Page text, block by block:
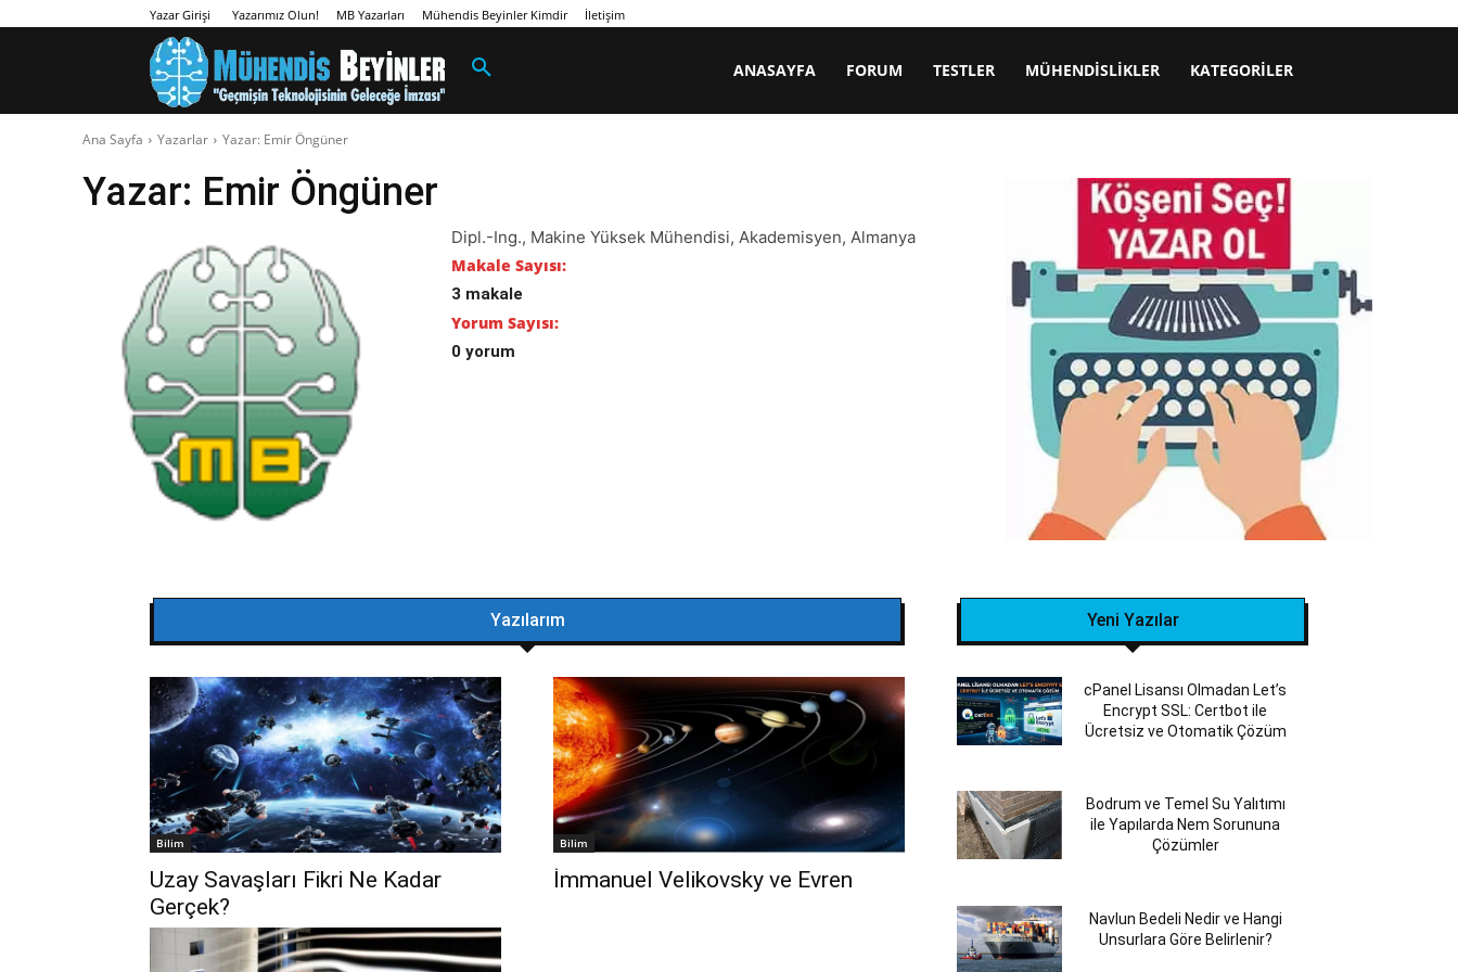
Yazar Girişi Yazarımız Olun! MB Yazarları Mühendis Beyinler Kimdir İletişim
ANASAYFA FORUM TESTLER MÜHENDISLIKLER KATEGORILER
Ana Sayfa Yazarlar Yazar: Emir Öngüner
Yazar: Emir Öngüner
Dipl.-Ing., Makine Yüksek Mühendisi, Akademisyen, Almanya
Makale Sayısı:
3 makale
Yorum Sayısı:
0 yorum
Yazılarım
Bilim
Uzay Savaşları Fikri Ne Kadar
Gerçek?
Bilim
İmmanuel Velikovsky ve Evren
Yeni Yazılar
cPanel Lisansı Olmadan Let’s
Encrypt SSL: Certbot ile
Ücretsiz ve Otomatik Çözüm
Bodrum ve Temel Su Yalıtımı
ile Yapılarda Nem Sorununa
Çözümler
Navlun Bedeli Nedir ve Hangi
Unsurlara Göre Belirlenir?